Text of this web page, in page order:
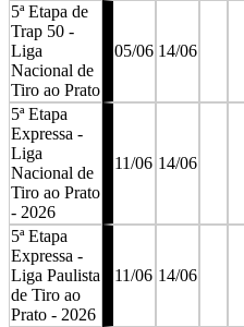
5ª Etapa de
Trap 50 -
Liga
Nacional de
Tiro ao Prato
05/06 14/06
5ª Etapa
Expressa -
Liga
Nacional de
Tiro ao Prato
- 2026
11/06 14/06
5ª Etapa
Expressa -
Liga Paulista
de Tiro ao
Prato - 2026
11/06 14/06